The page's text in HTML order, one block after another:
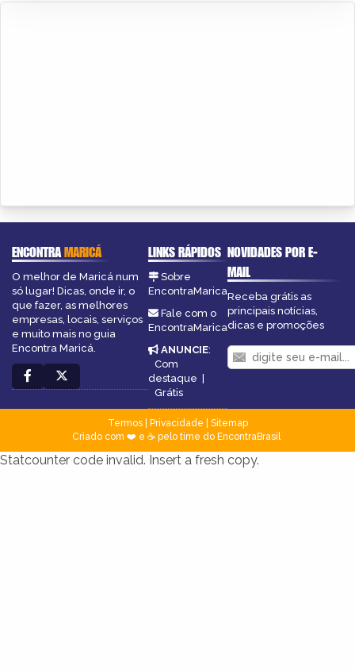
ENCONTRAMARICÁ
O melhor de Maricá num
só lugar! Dicas, onde ir, o
que fazer, as melhores
empresas, locais, serviços
e muito mais no guia
Encontra Maricá.
LINKS RÁPIDOS
Sobre
EncontraMarica
Fale com o
EncontraMarica
ANUNCIE:
Com
destaque |
Grátis
NOVIDADES POR E-
MAIL
Receba grátis as
principais notícias,
dicas e promoções
Termos| Privacidade
Sitemap
Criado com ❤️ e ☕ pelo time do EncontraBrasil
Statcounter code invalid. Insert a fresh copy.